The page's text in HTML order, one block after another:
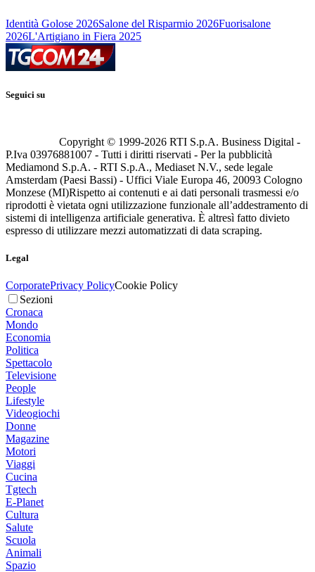
Identità Golose 2026Salone del Risparmio 2026Fuorisalone
2026L'Artigiano in Fiera 2025
Seguici su
Copyright © 1999-2026 RTI S.p.A. Business Digital -
P.Iva 03976881007 - Tutti i diritti riservati - Per la pubblicità
Mediamond S.p.A. - RTI S.p.A., Mediaset N.V., sede legale
Amsterdam (Paesi Bassi) - Uffici Viale Europa 46, 20093 Cologno
Monzese (MI)Rispetto ai contenuti e ai dati personali trasmessi e/o
riprodotti è vietata ogni utilizzazione funzionale all’addestramento di
sistemi di intelligenza artificiale generativa. È altresì fatto divieto
espresso di utilizzare mezzi automatizzati di data scraping.
Legal
CorporatePrivacy PolicyCookie Policy
Sezioni
Cronaca
Mondo
Economia
Politica
Spettacolo
Televisione
People
Lifestyle
Videogiochi
Donne
Magazine
Motori
Viaggi
Cucina
Tgtech
E-Planet
Cultura
Salute
Scuola
Animali
Spazio